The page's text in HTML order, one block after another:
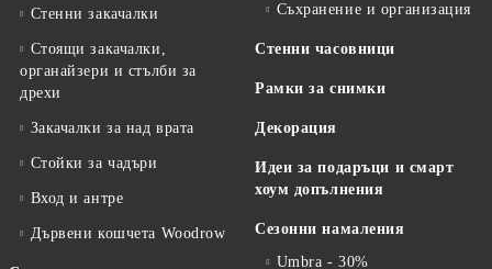
Стенни закачалки
Стоящи закачалки,
органайзери и стълби за
дрехи
Закачалки за над врата
Стойки за чадъри
Вход и антре
Дървени кошчета Woodrow
Съхранение и организация
Стенни часовници
Рамки за снимки
Декорация
Идеи за подаръци и смарт
хоум допълнения
Сезонни намаления
Umbra - 30%